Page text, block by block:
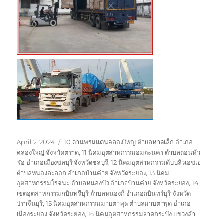
Posted
on
April 2, 2024 Tags
10 ด่านพรมแดนคลองใหญ่ ตำบลหาดเล็ก อำเภอ
คลองใหญ่ จังหวัดตราด,11 นิคมอุตสาหกรรมอมตะนคร ตำบลดอนหัว
ฬอ อำเภอเมืองชลบุรี จังหวัดชลบุรี,12 นิคมอุตสาหกรรมดับบลิวเอชเอ
ตำบลหนองละลอก อำเภอบ้านค่าย จังหวัดระยอง,13 นิคม
อุตสาหกรรมโรจนะ ตำบลหนองบัว อำเภอบ้านค่าย จังหวัดระยอง,14
เขตอุตสาหกรรมกบินทรืบุรี ตำบลหนองกี่ อำเภอกบินทร์บุรี จังหวัด
ปราจีนบุรี,15 นิคมอุตสาหกรรมมาบตาพุด ตำบลมาบตาพุด อำเภอ
เมืองระยอง จังหวัดระยอง,16 นิคมอุตสาหกรรมลาดกระบัง แขวงลำ